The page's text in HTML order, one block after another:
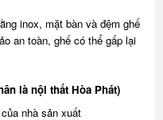
inox, mặt bàn và đệm ghế
an toàn, ghế có thể gấp lại
là nội thất Hòa Phát)
nhà sản xuất